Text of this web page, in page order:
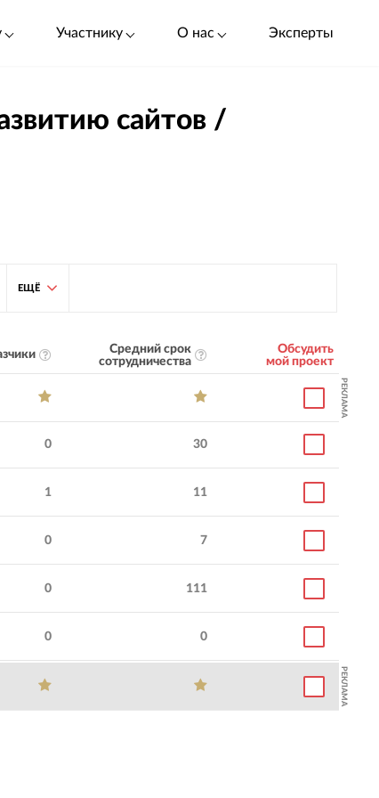
Участнику О нас Эксперты
сайтов /
ЕЩЁ
Средний срок
сотрудничества
Обсудить
мой проект
РЕКЛАМА
0 30
1 11
0 7
0 111
0 0
РЕКЛАМА